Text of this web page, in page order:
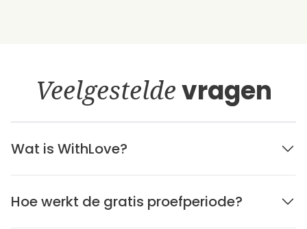
Veelgesteldevragen
Wat is WithLove?
Hoe werkt de gratis proefperiode?